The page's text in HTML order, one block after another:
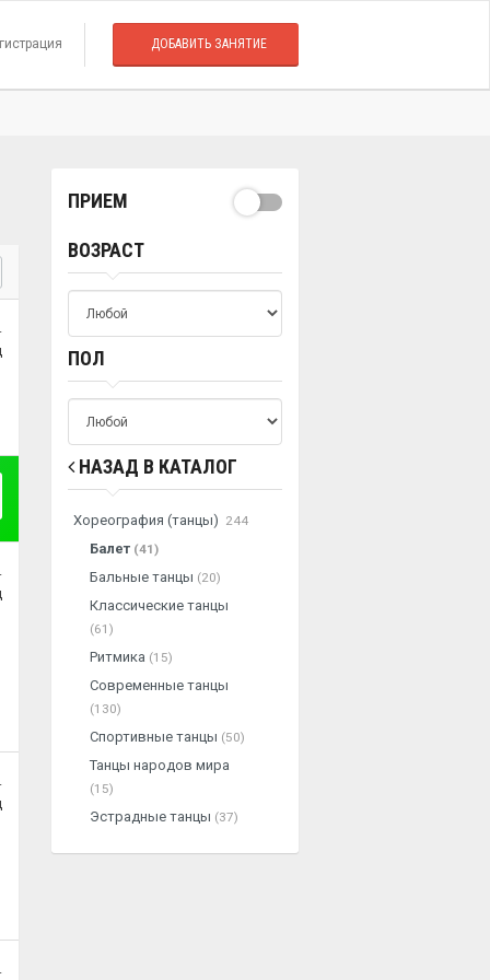
ДОБАВИТЬ ЗАНЯТИЕ
ПРИЕМ
ВОЗРАСТ
ПОЛ
НАЗАД В КАТАЛОГ
Хореография (танцы) 244
Балет (41)
Бальные танцы (20)
Классические танцы
(61)
Ритмика (15)
Современные танцы
(130)
Спортивные танцы (50)
Танцы народов мира
(15)
Эстрадные танцы (37)